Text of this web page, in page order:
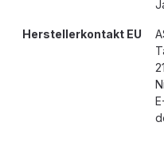
Herstellerkontakt EU